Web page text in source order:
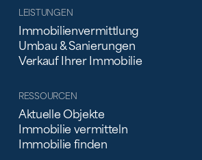
LEISTUNGEN
Immobilienvermittlung
Umbau & Sanierungen
Verkauf Ihrer Immobilie
RESSOURCEN
Aktuelle Objekte
Immobilie vermitteln
Immobilie finden